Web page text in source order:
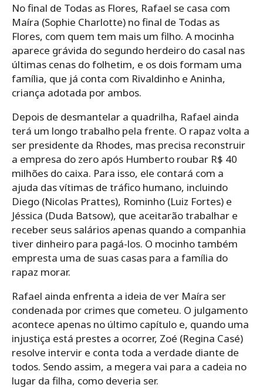
No final de Todas as Flores, Rafael se casa com
Maíra (Sophie Charlotte) no final de Todas as
Flores, com quem tem mais um filho. A mocinha
aparece grávida do segundo herdeiro do casal nas
últimas cenas do folhetim, e os dois formam uma
família, que já conta com Rivaldinho e Aninha,
criança adotada por ambos.
Depois de desmantelar a quadrilha, Rafael ainda
terá um longo trabalho pela frente. O rapaz volta a
ser presidente da Rhodes, mas precisa reconstruir
a empresa do zero após Humberto roubar R$ 40
milhões do caixa. Para isso, ele contará com a
ajuda das vítimas de tráfico humano, incluindo
Diego (Nicolas Prattes), Rominho (Luiz Fortes) e
Jéssica (Duda Batsow), que aceitarão trabalhar e
receber seus salários apenas quando a companhia
tiver dinheiro para pagá-los. O mocinho também
empresta uma de suas casas para a família do
rapaz morar.
Rafael ainda enfrenta a ideia de ver Maíra ser
condenada por crimes que cometeu. O julgamento
acontece apenas no último capítulo e, quando uma
injustiça está prestes a ocorrer, Zoé (Regina Casé)
resolve intervir e conta toda a verdade diante de
todos. Sendo assim, a megera vai para a cadeia no
lugar da filha, como deveria ser.